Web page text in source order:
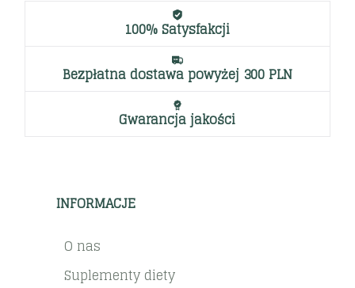
100% Satysfakcji
Bezpłatna dostawa powyżej 300 PLN
Gwarancja jakości
INFORMACJE
O nas
Suplementy diety